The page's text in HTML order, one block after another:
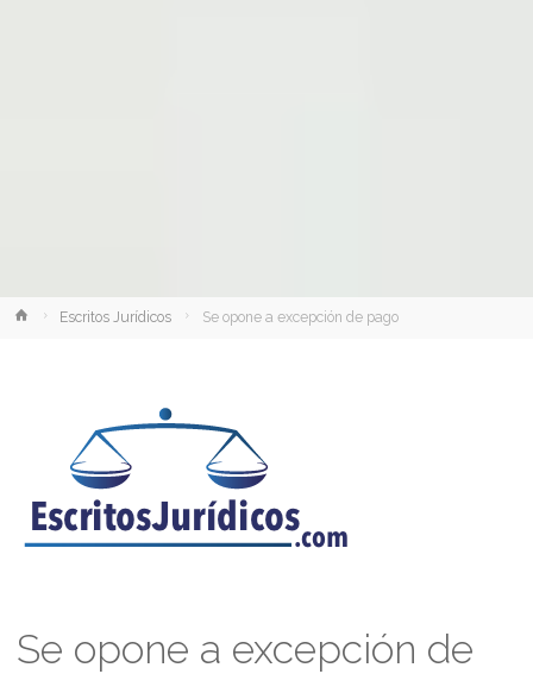
InicioEscritos Jurídicos Se opone a excepción de pago
Se opone a excepción de